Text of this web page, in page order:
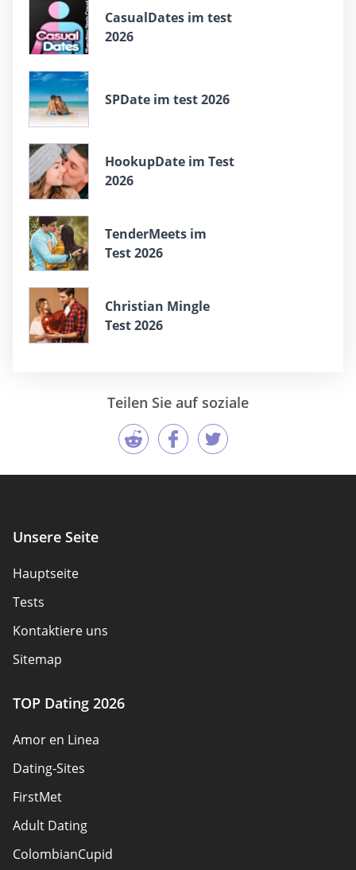
СasualDates im test
2026
SPDate im test 2026
HookupDate im Test
2026
TenderMeets im
Test 2026
Christian Mingle
Test 2026
Teilen Sie auf soziale
Unsere Seite
Hauptseite
Tests
Kontaktiere uns
Sitemap
TOP Dating 2026
Amor en Linea
Dating-Sites
FirstMet
Adult Dating
ColombianCupid